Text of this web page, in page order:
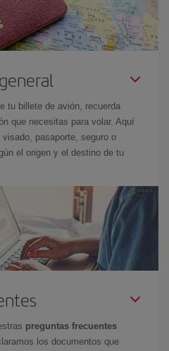
tu billete de avión, recuerda
que necesitas para volar. Aquí
pasaporte, seguro o
el origen y el destino de tu
preguntas frecuentes
los documentos que